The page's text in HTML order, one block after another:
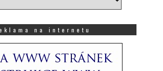
na internetu